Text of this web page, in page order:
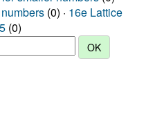
(0) · 16e Lattice
(0)